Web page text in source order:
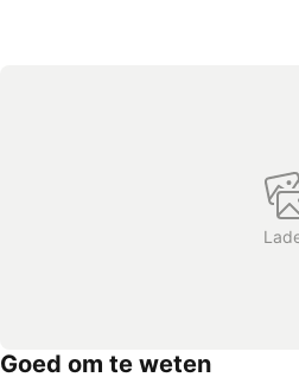
Goed om te weten